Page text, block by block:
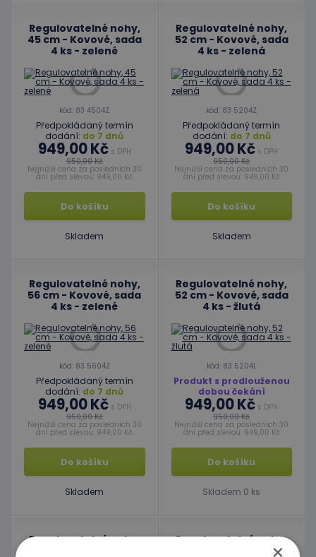
Regulovatelné nohy,
45 cm - Kovové, sada
4 ks - zelené
kód: 83 4504Z
Předpokládaný termín
dodání: do 7 dnů
949,00 Kčs DPH
950,00 Kč
Nejnižší cena za posledních 30
dní před slevou: 949,00 Kč
Do košíku
Skladem
Regulovatelné nohy,
52 cm - Kovové, sada
4 ks - zelená
kód: 83 5204Z
Předpokládaný termín
dodání: do 7 dnů
949,00 Kč s DPH
950,00 Kč
Nejnižší cena za posledních 30
dní před slevou: 949,00 Kč
Do košíku
Skladem
Regulovatelné nohy,
56 cm - Kovové, sada
4 ks - zelené
kód: 83 5604Z
Předpokládaný termín
dodání: do 7 dnů
949,00 Kčs DPH
950,00 Kč
Nejnižší cena za posledních 30
dní před slevou: 949,00 Kč
Do košíku
Skladem
Regulovatelné nohy,
52 cm - Kovové, sada
4 ks - žlutá
kód: 83 5204L
Produkt s prodlouženou
dobou čekání
949,00 Kč s DPH
950,00 Kč
Nejnižší cena za posledních 30
dní před slevou: 949,00 Kč
Do košíku
Skladem 0 ks
Regulovatelné nohy,
Regulovatelné nohy,
56 cm - Kovové, sada
×